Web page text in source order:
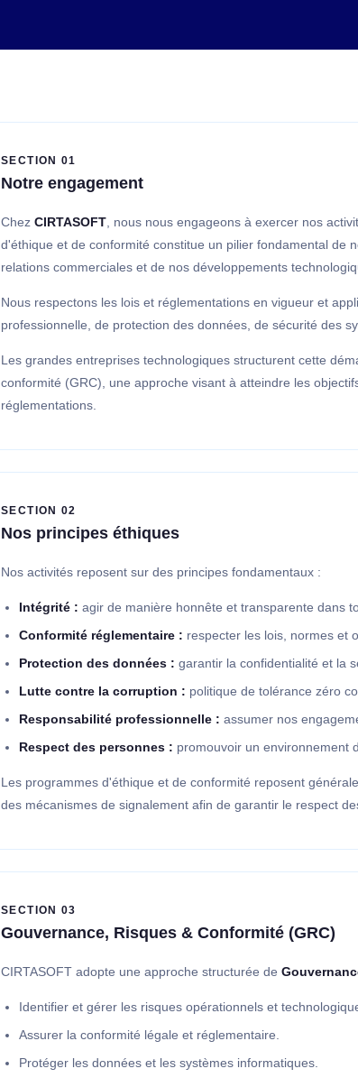
SECTION 01
Notre engagement
Chez CIRTASOFT , nous nous engageons à exercer nos
d'éthique et de conformité constitue un pilier fondamental de
relations commerciales et de nos développements
Nous respectons les lois et réglementations en vigueur et
professionnelle, de protection des données, de sécurité des
Les grandes entreprises technologiques structurent cette
conformité (GRC), une approche visant à atteindre les
réglementations.
SECTION 02
Nos principes éthiques
Nos activités reposent sur des principes fondamentaux :
Intégrité : agir de manière honnête et transparente dans
Conformité réglementaire : respecter les lois, normes et
Protection des données : garantir la confidentialité et la
Lutte contre la corruption : politique de tolérance zéro
Responsabilité professionnelle : assumer nos
Respect des personnes : promouvoir un environnement
Les programmes d'éthique et de conformité reposent
des mécanismes de signalement afin de garantir le respect
SECTION 03
Gouvernance, Risques & Conformité (GRC)
CIRTASOFT adopte une approche structurée de
Identifier et gérer les risques opérationnels et
Assurer la conformité légale et réglementaire.
Protéger les données et les systèmes informatiques.